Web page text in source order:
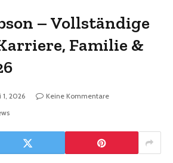
– Vollständige
Familie &
1, 2026
Keine Kommentare